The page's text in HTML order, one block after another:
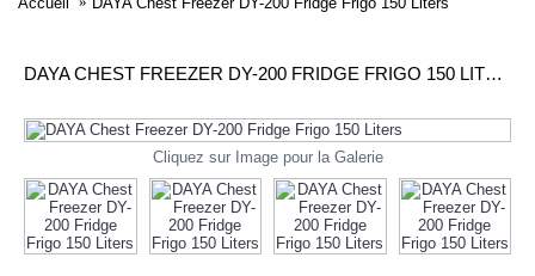
DAYA CHEST FREEZER DY-200 FRIDGE FRIGO 150 LITERS
Cliquez sur Image pour la Galerie